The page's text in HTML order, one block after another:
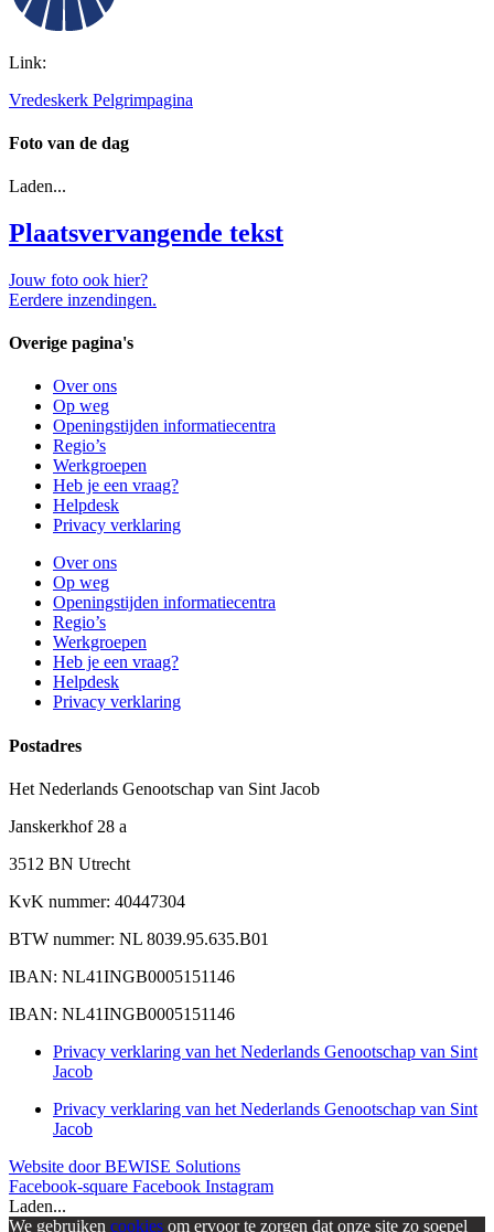
Link:
Vredeskerk Pelgrimpagina
Foto van de dag
Laden...
Plaatsvervangende tekst
Jouw foto ook hier?
Eerdere inzendingen.
Overige pagina's
Over ons
Op weg
Openingstijden informatiecentra
Regio’s
Werkgroepen
Heb je een vraag?
Helpdesk
Privacy verklaring
Over ons
Op weg
Openingstijden informatiecentra
Regio’s
Werkgroepen
Heb je een vraag?
Helpdesk
Privacy verklaring
Postadres
Het Nederlands Genootschap van Sint Jacob
Janskerkhof 28 a
3512 BN Utrecht
KvK nummer: 40447304
BTW nummer: NL 8039.95.635.B01
IBAN: NL41INGB0005151146
IBAN: NL41INGB0005151146
Privacy verklaring van het Nederlands Genootschap van Sint
Jacob
Privacy verklaring van het Nederlands Genootschap van Sint
Jacob
Website door BEWISE Solutions
Facebook-square Facebook Instagram
Laden...
We gebruiken cookies om ervoor te zorgen dat onze site zo soepel